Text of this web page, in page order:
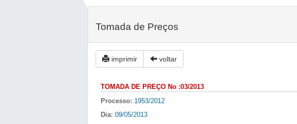
Tomada de Preços
imprimir voltar
TOMADA DE PREÇO No :03/2013
Processo: 1953/2012
Dia: 09/05/2013